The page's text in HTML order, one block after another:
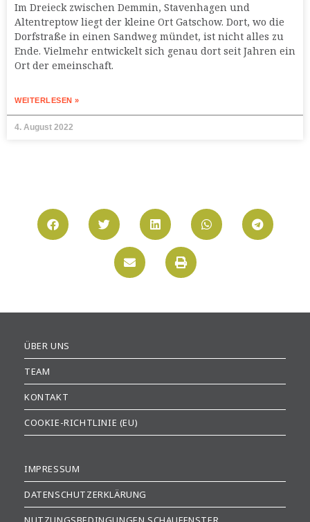
Im Dreieck zwischen Demmin, Stavenhagen und
Altentreptow liegt der kleine Ort Gatschow. Dort, wo die
Dorfstraße in einen Sandweg mündet, ist nicht alles zu
Ende. Vielmehr entwickelt sich genau dort seit Jahren ein
Ort der emeinschaft.
WEITERLESEN »
4. August 2022
ÜBER UNS
TEAM
KONTAKT
COOKIE-RICHTLINIE (EU)
IMPRESSUM
DATENSCHUTZERKLÄRUNG